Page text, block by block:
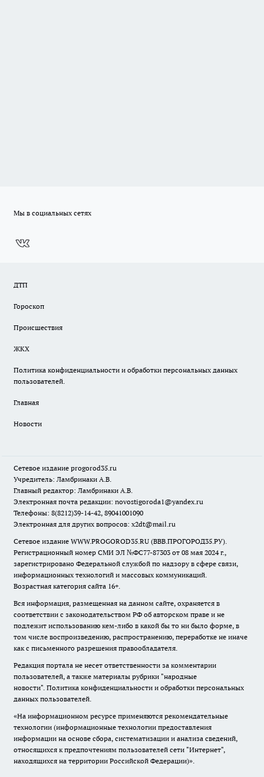
Мы в социальных сетях
ДТП
Гороскоп
Происшествия
ЖКХ
Политика конфиденциальности и обработки персональных данных
пользователей.
Главная
Новости
Сетевое издание progorod35.ru
Учредитель: Ламбринаки А.В.
Главный редактор: Ламбринаки А.В.
Электронная почта редакции: novostigoroda1@yandex.ru
Телефоны: 8(8212)39-14-42, 89041001090
Электронная для других вопросов: x2dt@mail.ru
Сетевое издание WWW.PROGOROD35.RU (ВВВ.ПРОГОРОД35.РУ).
Регистрационный номер СМИ ЭЛ №ФС77-87303 от 08 мая 2024 г.,
зарегистрировано Федеральной службой по надзору в сфере связи,
информационных технологий и массовых коммуникаций.
Возрастная категория сайта 16+.
Вся информация, размещенная на данном сайте, охраняется в
соответствии с законодательством РФ об авторском праве и не
подлежит использованию кем-либо в какой бы то ни было форме, в
том числе воспроизведению, распространению, переработке не иначе
как с письменного разрешения правообладателя.
Редакция портала не несет ответственности за комментарии
пользователей, а также материалы рубрики "народные
новости". Политика конфиденциальности и обработки персональных
данных пользователей.
«На информационном ресурсе применяются рекомендательные
технологии (информационные технологии предоставления
информации на основе сбора, систематизации и анализа сведений,
относящихся к предпочтениям пользователей сети "Интернет",
находящихся на территории Российской Федерации)».